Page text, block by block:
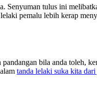
Senyuman tulus ini
pemalu lebih kerap
bila anda toleh,
tanda lelaki suka kita dari